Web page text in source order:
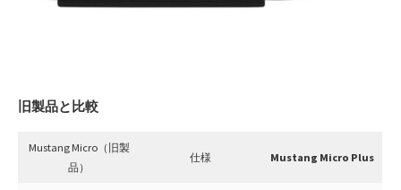
旧製品と比較
Mustang Micro（旧製
品）
仕様 Mustang Micro Plus